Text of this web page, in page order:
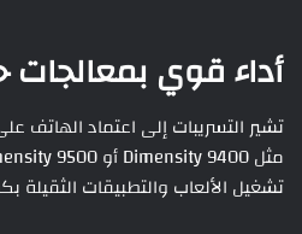
أداء قوي بمعالجات
تشغيل الألعاب والتطبيقات الثقيلة